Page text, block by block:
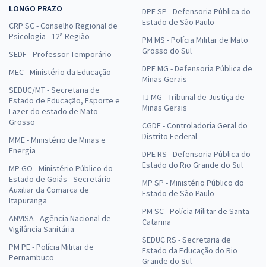
LONGO PRAZO
CRP SC - Conselho Regional de
Psicologia - 12ª Região
SEDF - Professor Temporário
MEC - Ministério da Educação
SEDUC/MT - Secretaria de
Estado de Educação, Esporte e
Lazer do estado de Mato
Grosso
MME - Ministério de Minas e
Energia
MP GO - Ministério Público do
Estado de Goiás - Secretário
Auxiliar da Comarca de
Itapuranga
ANVISA - Agência Nacional de
Vigilância Sanitária
PM PE - Polícia Militar de
Pernambuco
DPE SP - Defensoria Pública do
Estado de São Paulo
PM MS - Polícia Militar de Mato
Grosso do Sul
DPE MG - Defensoria Pública de
Minas Gerais
TJ MG - Tribunal de Justiça de
Minas Gerais
CGDF - Controladoria Geral do
Distrito Federal
DPE RS - Defensoria Pública do
Estado do Rio Grande do Sul
MP SP - Ministério Público do
Estado de São Paulo
PM SC - Polícia Militar de Santa
Catarina
SEDUC RS - Secretaria de
Estado da Educação do Rio
Grande do Sul